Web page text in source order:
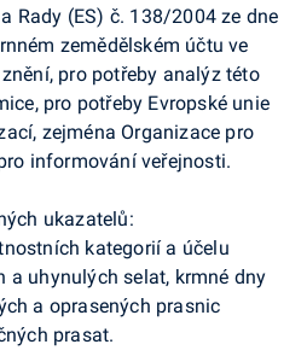
Rady (ES) č. 138/2004 ze dne
zemědělském účtu ve
pro potřeby analýz této
pro potřeby Evropské unie
zejména Organizace pro
informování veřejnosti.
ukazatelů:
kategorií a účelu
a uhynulých selat, krmné dny
a oprasených prasnic
prasat.